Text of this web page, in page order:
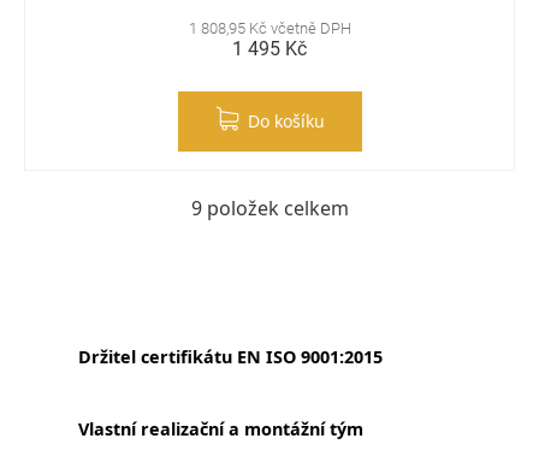
1 808,95 Kč včetně DPH
1 495 Kč
Do košíku
Ovládací prvky výpisu
9položek celkem
Držitel certifikátu EN ISO 9001:2015
Vlastní realizační a montážní tým